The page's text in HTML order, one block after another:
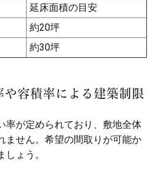
延床面積の目安
約20坪
約30坪
や容積率による建築制限
率が定められており、敷地全体
ません。希望の間取りが可能か
ょう。